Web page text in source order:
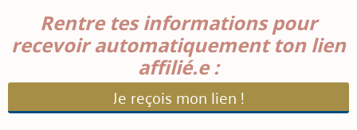
Rentre tes informations pour
recevoir automatiquement ton lien
affilié.e :
Je reçois mon lien !